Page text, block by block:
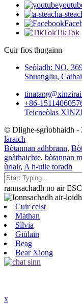
a-
TikTok
Cuir fios thugainn
Seòladh: NO.
Shuangliu,
+86-
Teicneòlas
© Dlighe-sgrìobhaidh -
làraich
Bòtannan adhbrann,
gnàthaichte, bòtannan
ùrlair, A h-uile toradh
rannsachadh no air
Cuir ceist
Mathan
Sìlvia
Giùlain
Beag
Bear Xiong
x